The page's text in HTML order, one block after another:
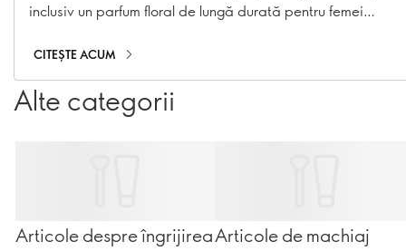
inclusiv un parfum floral de lungă durată pentru femei
CITEȘTE ACUM
Alte categorii
Articole despre îngrijireaArticole de machiaj